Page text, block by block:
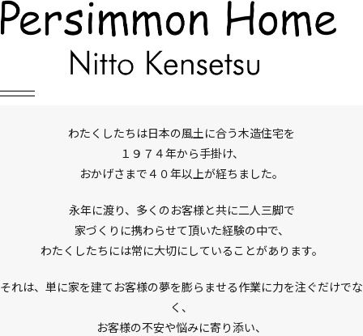
Company会社案内
わたくしたちは日本の風土に合う木造住宅を
１９７４年から手掛け、
おかげさまで４０年以上が経ちました。
永年に渡り、多くのお客様と共に二人三脚で
家づくりに携わらせて頂いた経験の中で、
わたくしたちには常に大切にしていることがあります。
それは、単に家を建てお客様の夢を膨らませる作業に力を注ぐだけでな
く、
お客様の不安や悩みに寄り添い、